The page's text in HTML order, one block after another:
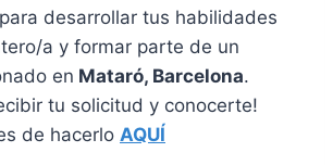
desarrollar tus habilidades
a y formar parte de un
en Mataró, Barcelona.
tu solicitud y conocerte!
de hacerlo AQUÍ